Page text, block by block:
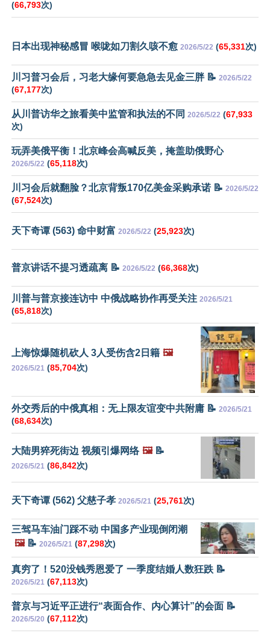
(66,793次)
日本出现神秘感冒 喉咙如刀割久咳不愈 2026/5/22 (65,331次)
川习普习会后，习老大缘何要急急去见金三胖 📝 2026/5/22
(67,177次)
从川普访华之旅看美中监管和执法的不同 2026/5/22 (67,933
次)
玩弄美俄平衡！北京峰会高喊反美，掩盖助俄野心
2026/5/22 (65,118次)
川习会后就翻脸？北京背叛170亿美金采购承诺 📝 2026/5/22
(67,524次)
天下奇谭 (563) 命中财富 2026/5/22 (25,923次)
普京讲话不提习透疏离 📝 2026/5/22 (66,368次)
川普与普京接连访中 中俄战略协作再受关注 2026/5/21
(65,818次)
上海惊爆随机砍人 3人受伤含2日籍 🖼️
2026/5/21 (85,704次)
外交秀后的中俄真相：无上限友谊变中共附庸 📝 2026/5/21
(68,634次)
大陆男猝死街边 视频引爆网络 🖼️📝
2026/5/21 (86,842次)
天下奇谭 (562) 父慈子孝 2026/5/21 (25,761次)
三驾马车油门踩不动 中国多产业现倒闭潮
🖼️📝 2026/5/21 (87,298次)
真穷了！520没钱秀恩爱了 一季度结婚人数狂跌 📝
2026/5/21 (67,113次)
普京与习近平正进行“表面合作、内心算计”的会面 📝
2026/5/20 (67,112次)